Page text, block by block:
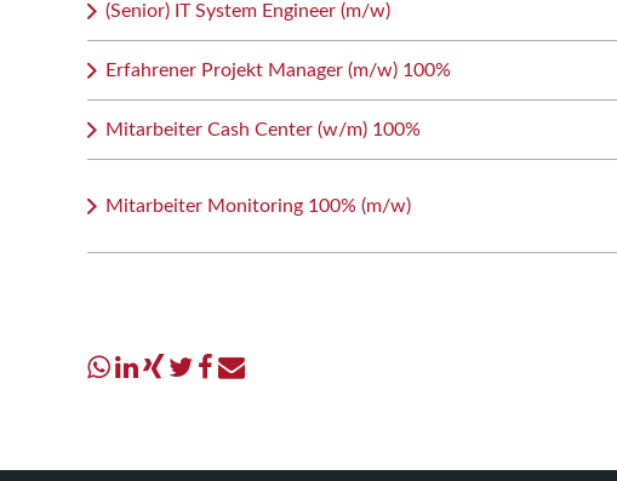
(Senior) IT System Engineer (m/w)
Erfahrener Projekt Manager (m/w) 100%
Mitarbeiter Cash Center (w/m) 100%
Mitarbeiter Monitoring 100% (m/w)